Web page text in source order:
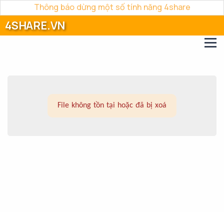
Thông báo dừng một số tính năng 4share
4SHARE.VN
File không tồn tại hoặc đã bị xoá